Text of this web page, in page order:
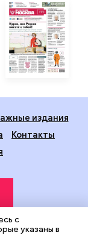
издания
Контакты
с
указаны в